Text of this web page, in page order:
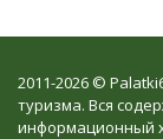
2011-2026 ©
туризма. Вся
информационный